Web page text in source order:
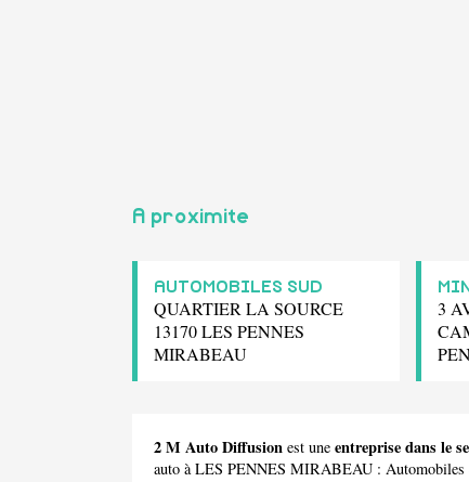
A proximite
AUTOMOBILES SUD
QUARTIER LA SOURCE
13170 LES PENNES
MIRABEAU
3
2 M Auto Diffusion est une entreprise dans le
auto à LES PENNES MIRABEAU : Automobiles